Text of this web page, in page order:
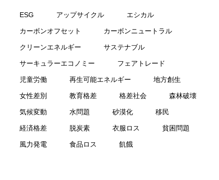
ESG アップサイクル エシカル
カーボンオフセット カーボンニュートラル
クリーンエネルギー サステナブル
サーキュラーエコノミー フェアトレード
児童労働 再生可能エネルギー 地方創生
女性差別 教育格差 格差社会 森林破壊
気候変動 水問題 砂漠化 移民
経済格差 脱炭素 衣服ロス 貧困問題
風力発電 食品ロス 飢餓